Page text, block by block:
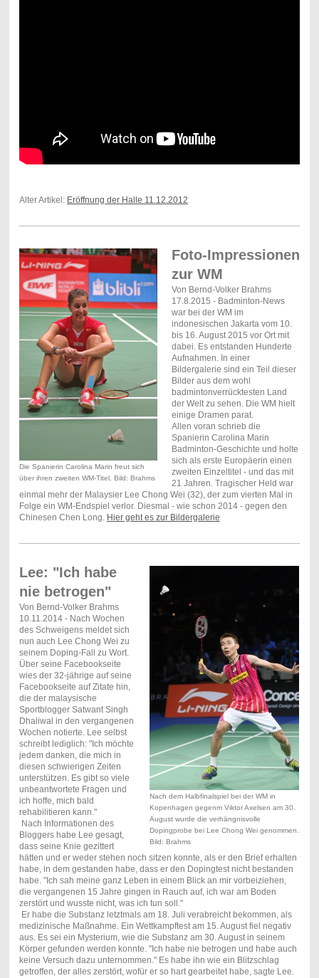
Alter Artikel: Eröffnung der Halle 11.12.2012
Die Spanierin Carolina Marin freut sich
über ihren zweiten WM-Titel. Bild: Brahms
Foto-Impressionen
zur WM
Von Bernd-Volker Brahms
17.8.2015 - Badminton-News
war bei der WM im
indonesischen Jakarta vom 10.
bis 16. August 2015 vor Ort mit
dabei. Es entstanden Hunderte
Aufnahmen. In einer
Bildergalerie sind ein Teil dieser
Bilder aus dem wohl
badmintonverrücktesten Land
der Welt zu sehen. Die WM hielt
einige Dramen parat.
Allen voran schrieb die
Spanierin Carolina Marin
Badminton-Geschichte und holte
sich als erste Europäerin einen
zweiten Einzeltitel - und das mit
21 Jahren. Tragischer Held war
einmal mehr der Malaysier Lee Chong Wei (32), der zum vierten Mal in
Folge ein WM-Endspiel verlor. Diesmal - wie schon 2014 - gegen den
Chinesen Chen Long. Hier geht es zur Bildergalerie
Nach dem Halbfinalspiel bei der WM in
Kopenhagen gegenm Viktor Axelsen am 30.
August wurde die verhängnisvolle
Dopingprobe bei Lee Chong Wei genommen.
Bild: Brahms
Lee: "Ich habe
nie betrogen"
Von Bernd-Volker Brahms
10.11.2014 - Nach Wochen
des Schweigens meldet sich
nun auch Lee Chong Wei zu
seinem Doping-Fall zu Wort.
Über seine Facebookseite
wies der 32-jährige auf seine
Facebookseite auf Zitate hin,
die der malaysische
Sportblogger Satwant Singh
Dhaliwal in den vergangenen
Wochen notierte. Lee selbst
schreibt lediglich: "Ich möchte
jedem danken, die mich in
diesen schwierigen Zeiten
unterstützen. Es gibt so viele
unbeantwortete Fragen und
ich hoffe, mich bald
rehabilitieren kann."
Nach Informationen des
Bloggers habe Lee gesagt,
dass seine Knie gezittert
hätten und er weder stehen noch sitzen konnte, als er den Brief erhalten
habe, in dem gestanden habe, dass er den Dopingtest nicht bestanden
habe. "Ich sah meine ganz Leben in einem Blick an mir vorbeiziehen,
die vergangenen 15 Jahre gingen in Rauch auf, ich war am Boden
zerstört und wusste nicht, was ich tun soll."
Er habe die Substanz letztmals am 18. Juli verabreicht bekommen, als
medizinische Maßnahme. Ein Wettkampftest am 15. August fiel negativ
aus. Es sei ein Mysterium, wie die Substanz am 30. August in seinem
Körper gefunden werden konnte. "Ich habe nie betrogen und habe auch
keine Versuch dazu unternommen." Es habe ihn wie ein Blitzschlag
getroffen, der alles zerstört, wofür er so hart gearbeitet habe, sagte Lee.